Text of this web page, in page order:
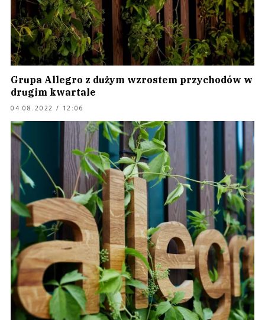
Grupa Allegro z dużym wzrostem przychodów w
drugim kwartale
04.08.2022 / 12:06